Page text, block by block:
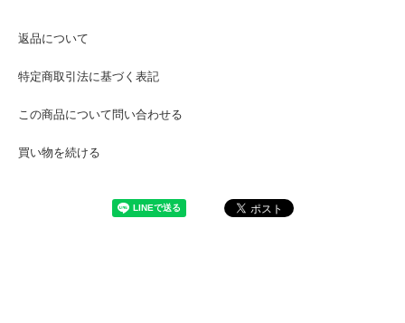
返品について
特定商取引法に基づく表記
この商品について問い合わせる
買い物を続ける